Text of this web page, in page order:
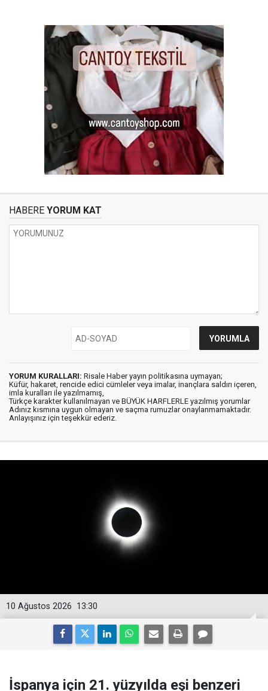
HABERE YORUM KAT
YORUM KURALLARI: Risale Haber yayın politikasına uymayan;
Küfür, hakaret, rencide edici cümleler veya imalar, inançlara saldırı içeren,
imla kuralları ile yazılmamış,
Türkçe karakter kullanılmayan ve BÜYÜK HARFLERLE yazılmış yorumlar
Adınız kısmına uygun olmayan ve saçma rumuzlar onaylanmamaktadır.
Anlayışınız için teşekkür ederiz.
13:30
10 Ağustos 2026
İspanya için 21. yüzyılda eşi benzeri